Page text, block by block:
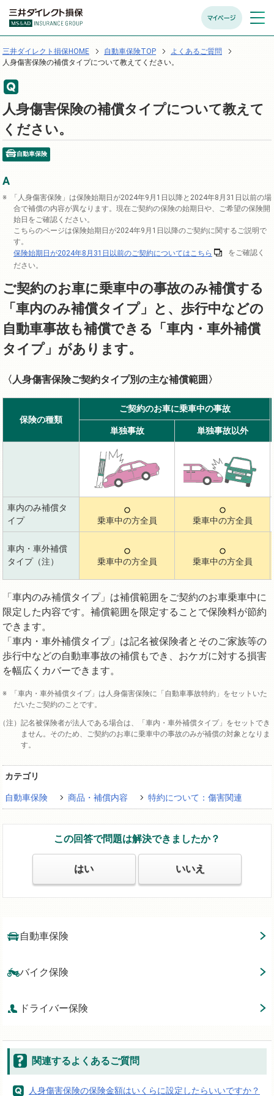
マイページ メニュ
開く
三井ダイレクト損保HOME 自動車保険TOP
よくあるご質問
人身傷害保険の補償タイプについて教えてください。
人身傷害保険の補償タイプについて教えて
ください。
自動車保険
「人身傷害保険」は保険始期日が2024年9月1日以降と2024年8月31日以前の場
合で補償の内容が異なります。現在ご契約の保険の始期日や、ご希望の保険開
始日をご確認ください。
こちらのページは保険始期日が2024年9月1日以降のご契約に関するご説明で
す。
保険始期日が2024年8月31日以前のご契約についてはこちら
をご確認く
ださい。
ご契約のお車に乗車中の事故のみ補償する
「車内のみ補償タイプ」と、歩行中などの
自動車事故も補償できる「車内・車外補償
タイプ」があります。
〈人身傷害保険ご契約タイプ別の主な補償範囲〉
保険の種類
ご契約のお車に乗車中の事故
単独事故 単独事故以外
車内のみ補償タ
イプ
乗車中の方全員 乗車中の方全員
車内・車外補償
タイプ（注）
乗車中の方全員 乗車中の方全員
「車内のみ補償タイプ」は補償範囲をご契約のお車乗車中に
限定した内容です。補償範囲を限定することで保険料が節約
できます。
「車内・車外補償タイプ」は記名被保険者とそのご家族等の
歩行中などの自動車事故の補償もでき、おケガに対する損害
を幅広くカバーできます。
「車内・車外補償タイプ」は人身傷害保険に「自動車事故特約」をセットいた
だいたご契約のことです。
記名被保険者が法人である場合は、「車内・車外補償タイプ」をセットでき
ません。そのため、ご契約のお車に乗車中の事故のみが補償の対象となりま
す。
カテゴリ
自動車保険 商品・補償内容 特約について：傷害関連
この回答で問題は解決できましたか？
はい いいえ
自動車保険
バイク保険
ドライバー保険
関連するよくあるご質問
人身傷害保険の保険金額はいくらに設定したらいいですか？